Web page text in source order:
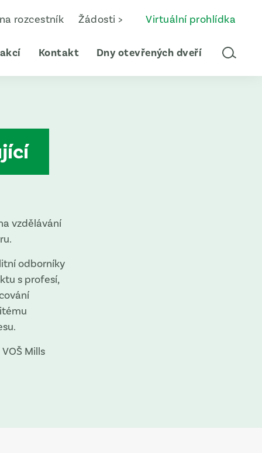
Kontakt Dny otevřených dveří
rozcestník Žádosti > Virtuální prohlídka
vzdělávání
odborníky
s profesí,
Mills